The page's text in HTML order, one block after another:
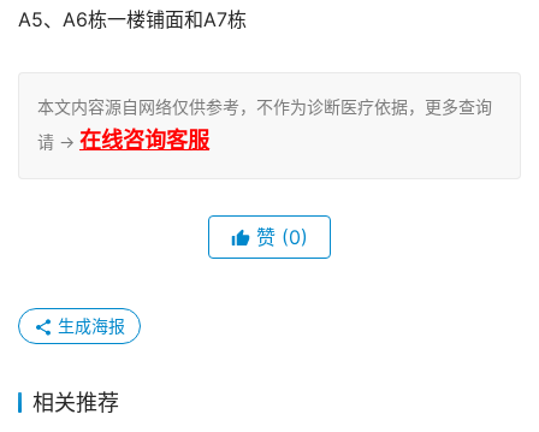
A5、A6栋一楼铺面和A7栋
本文内容源自网络仅供参考，不作为诊断医疗依据，更多查询
请 → 在线咨询客服
赞 (0)
生成海报
相关推荐